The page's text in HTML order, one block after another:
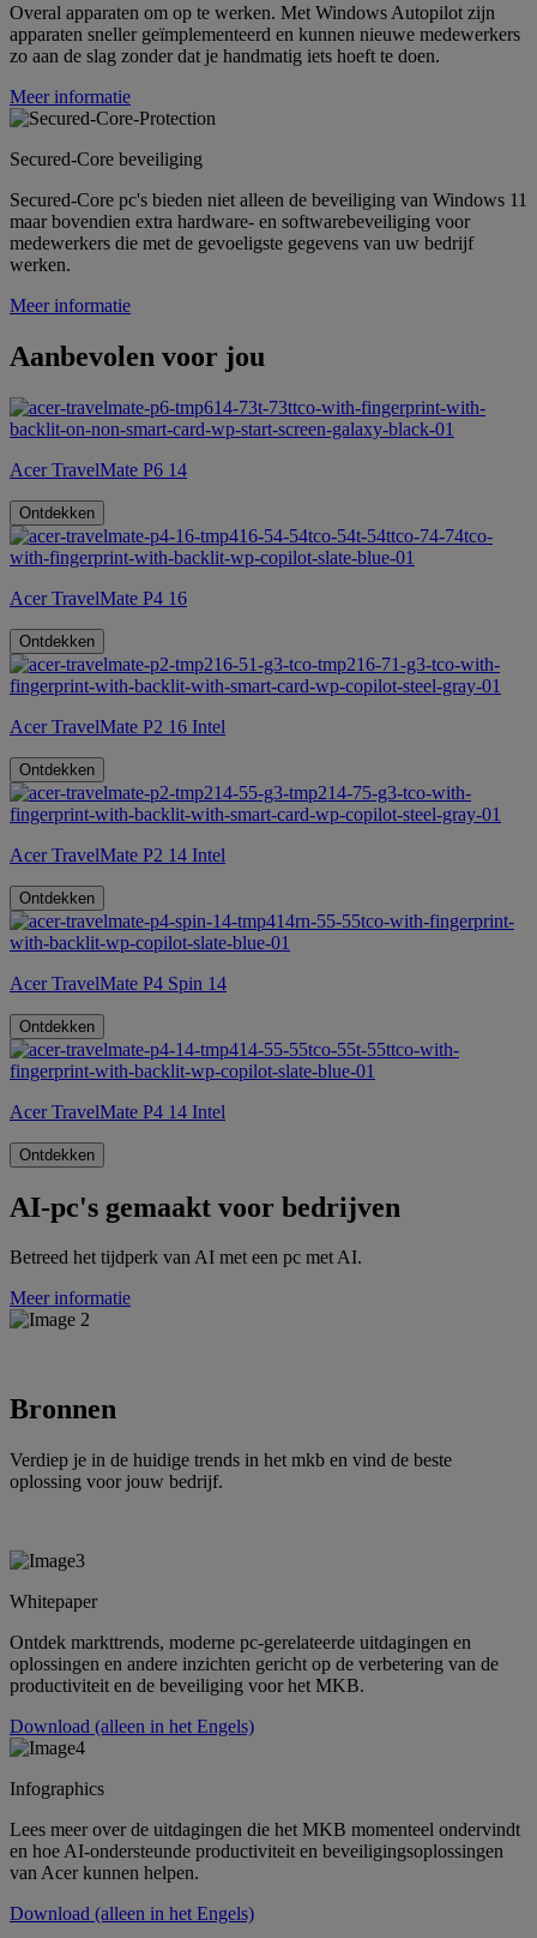
Overal apparaten om op te werken. Met Windows Autopilot zijn
apparaten sneller geïmplementeerd en kunnen nieuwe medewerkers
zo aan de slag zonder dat je handmatig iets hoeft te doen.
Meer informatie
Secured-Core beveiliging
Secured-Core pc's bieden niet alleen de beveiliging van Windows 11
maar bovendien extra hardware- en softwarebeveiliging voor
medewerkers die met de gevoeligste gegevens van uw bedrijf
werken.
Meer informatie
Aanbevolen voor jou
Acer TravelMate P6 14
Ontdekken
Acer TravelMate P4 16
Ontdekken
Acer TravelMate P2 16 Intel
Ontdekken
Acer TravelMate P2 14 Intel
Ontdekken
Acer TravelMate P4 Spin 14
Ontdekken
Acer TravelMate P4 14 Intel
Ontdekken
AI-pc's gemaakt voor bedrijven
Betreed het tijdperk van AI met een pc met AI.
Meer informatie
Bronnen
Verdiep je in de huidige trends in het mkb en vind de beste
oplossing voor jouw bedrijf.
Whitepaper
Ontdek markttrends, moderne pc-gerelateerde uitdagingen en
oplossingen en andere inzichten gericht op de verbetering van de
productiviteit en de beveiliging voor het MKB.
Download (alleen in het Engels)
Infographics
Lees meer over de uitdagingen die het MKB momenteel ondervindt
en hoe AI-ondersteunde productiviteit en beveiligingsoplossingen
van Acer kunnen helpen.
Download (alleen in het Engels)